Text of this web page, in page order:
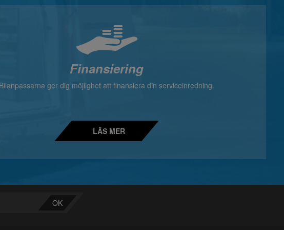
Finansiering
Bilanpassarna ger dig möjlighet att finansiera din serviceinredning.
LÄS MER
OK